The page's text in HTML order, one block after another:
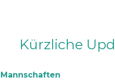
Kürzliche
Mannschaften